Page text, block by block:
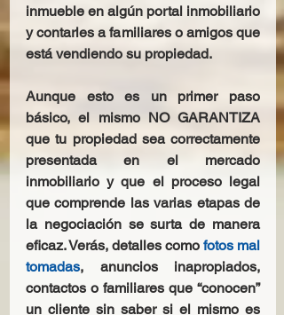
inmueble en algún portal inmobiliario
y contarles a familiares o amigos que
está vendiendo su propiedad.
Aunque esto es un primer paso
básico, el mismo NO GARANTIZA
que tu propiedad sea correctamente
presentada en el mercado
inmobiliario y que el proceso legal
que comprende las varias etapas de
la negociación se surta de manera
eficaz. Verás, detalles como fotos mal
tomadas, anuncios inapropiados,
contactos o familiares que “conocen”